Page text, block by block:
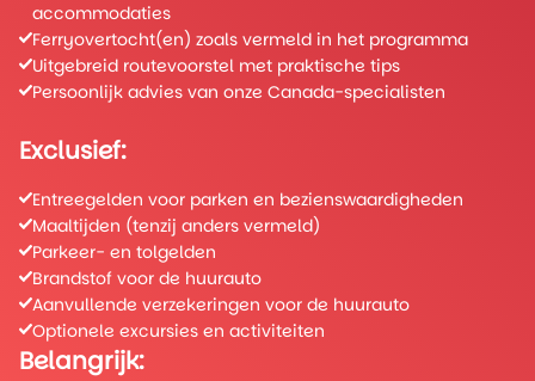
accommodaties
Ferryovertocht(en) zoals vermeld in het programma
Uitgebreid routevoorstel met praktische tips
Persoonlijk advies van onze Canada-specialisten
Exclusief:
Entreegelden voor parken en bezienswaardigheden
Maaltijden (tenzij anders vermeld)
Parkeer- en tolgelden
Brandstof voor de huurauto
Aanvullende verzekeringen voor de huurauto
Optionele excursies en activiteiten
Belangrijk: